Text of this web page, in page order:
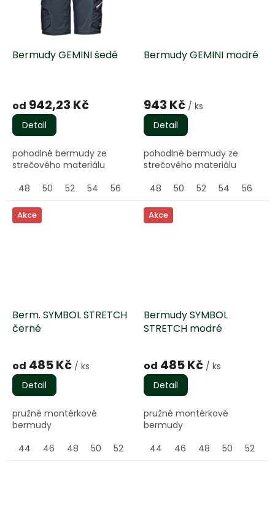
Bermudy GEMINI šedé
hodnocení
produktu
je
5,0
5
hvězdiček.
od 942,23 Kč
Detail
pohodlné bermudy ze
strečového materiálu
48
50 52 54 56 60
Bermudy GEMINI modré
943 Kč / ks
Detail
pohodlné bermudy ze
strečového materiálu
48
50 52 54 56
Akce
Berm. SYMBOL STRETCH
černé
hodnocení
produktu
je
5,0
5
hvězdiček.
od 485 Kč / ks
Detail
pružné montérkové
bermudy
44
46 48 50 52 56 58 60 62
Akce
Bermudy SYMBOL
STRETCH modré
hodnocení
produktu
je
5,0
5
hvězdiček.
od 485 Kč / ks
Detail
pružné montérkové
bermudy
44
46 48 50 52